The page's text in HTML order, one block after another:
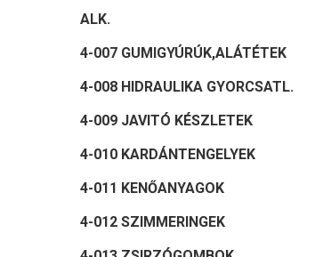
ALK.
4-007 GUMIGYÚRÚK,ALÁTÉTEK
4-008 HIDRAULIKA GYORCSATL.
4-009 JAVITÓ KÉSZLETEK
4-010 KARDÁNTENGELYEK
4-011 KENŐANYAGOK
4-012 SZIMMERINGEK